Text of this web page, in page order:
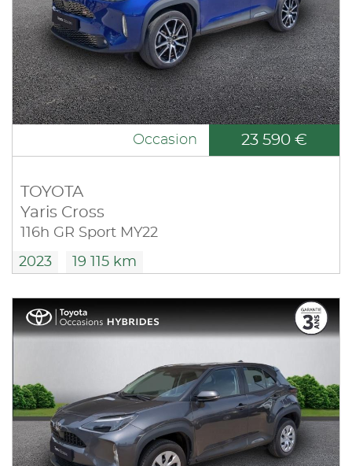
Occasion 23 590 €
TOYOTA
Yaris Cross
116h GR Sport MY22
2023 19 115 km